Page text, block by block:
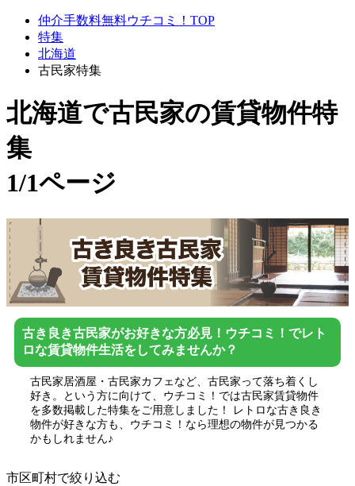
仲介手数料無料ウチコミ！TOP
特集
北海道
古民家特集
北海道で古民家の賃貸物件特
集
1/1ページ
古き良き古民家がお好きな方必見！ウチコミ！でレト
ロな賃貸物件生活をしてみませんか？
古民家居酒屋・古民家カフェなど、古民家って落ち着くし
好き。という方に向けて、ウチコミ！では古民家賃貸物件
を多数掲載した特集をご用意しました！ レトロな古き良き
物件が好きな方も、ウチコミ！なら理想の物件が見つかる
かもしれません♪
市区町村で絞り込む